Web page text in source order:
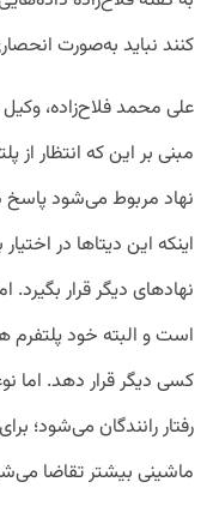
کنند نباید به‌صورت
علی محمد فلاح‌زاده،
مبنی بر این که انتظار از
نهاد مربوط می‌شود پاسخ
اینکه این دیتا‌ها در
نهادهای دیگر قرار
است و البته خود پلتفرم
کسی دیگر قرار دهد. اما
رفتار رانندگان می‌شود؛
ماشینی بیشتر تقاضا